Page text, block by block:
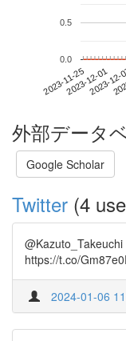
2023-11-252023-12-01
2023-
0.0
0.5
外部データ
Google Scholar
Twitter (4
https://t.co/
2024-01-06